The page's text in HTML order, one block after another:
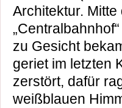
Architektur.
zu Gesicht
geriet im letzten
zerstört, dafür
weißblauen